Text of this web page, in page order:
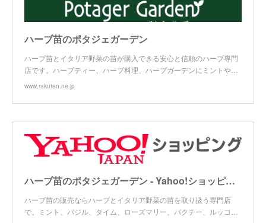
ハーブ苗のポタジェガーデン
ハーブ苗とイタリア野菜の苗が購入できる安心と信頼のハーブ専門
店です。ハーブティー、ハーブ料理、ハーブガーデンにミントや…
www.rakuten.ne.jp
ハーブ苗のポタジェガーデン - Yahoo!ショッピング
ハーブ苗の販売ならハーブとイタリア野菜の苗を取り扱う専門店
で。ミント、バジル、タイム、ローズマリー、パクチー、ルッコ…